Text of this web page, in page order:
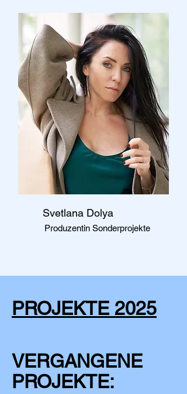
Svetlana Dolya
Produzentin Sonderprojekte
PROJEKTE 2025
VERGANGENE
PROJEKTE: